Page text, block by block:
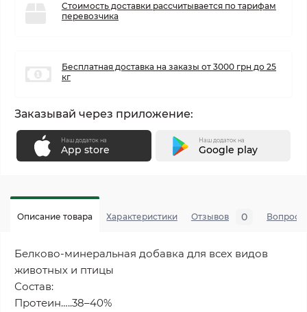
Стоимость доставки рассчитывается по тарифам
перевозчика
Бесплатная доставка на заказы от 3000 грн до 25
кг
Заказывай через приложение:
Наш додаток на
App store
Наш додаток на
Google play
Описание товара Характеристики Отзывов 0 Вопросы
Белково-минеральная добавка для всех видов
животных и птицы
Состав:
Протеин…..38–40%